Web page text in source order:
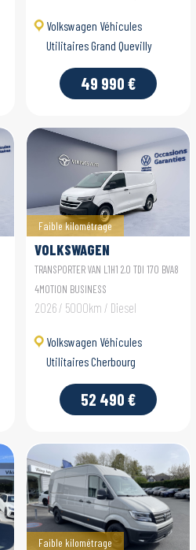
Volkswagen Véhicules
Utilitaires Grand Quevilly
49 990 €
Faible kilométrage
VOLKSWAGEN
UTILITAIRES
TRANSPORTER VAN
TRANSPORTER VAN L1H1 2.0 TDI 170 BVA8
4MOTION BUSINESS
2026 / 5000km / Diesel
Volkswagen Véhicules
Utilitaires Cherbourg
52 490 €
Faible kilométrage